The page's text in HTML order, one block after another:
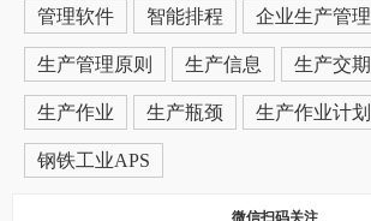
管理软件 智能排程 企业生产管理
生产管理原则 生产信息 生产交期
生产作业 生产瓶颈 生产作业计划
钢铁工业APS
微信扫码关注